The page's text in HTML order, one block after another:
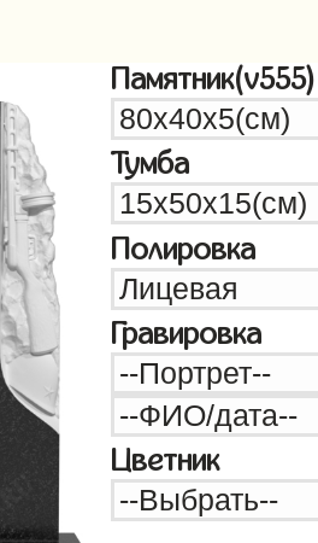
Памятник(v555)
Тумба
Полировка
Гравировка
Цветник